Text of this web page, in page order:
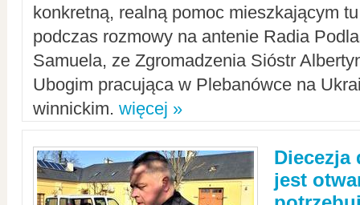
konkretną, realną pomoc mieszkającym
podczas rozmowy na antenie Radia
Samuela, ze Zgromadzenia Sióstr
Ubogim pracująca w Plebanówce na
winnickim. więcej »
Diecezja
jest